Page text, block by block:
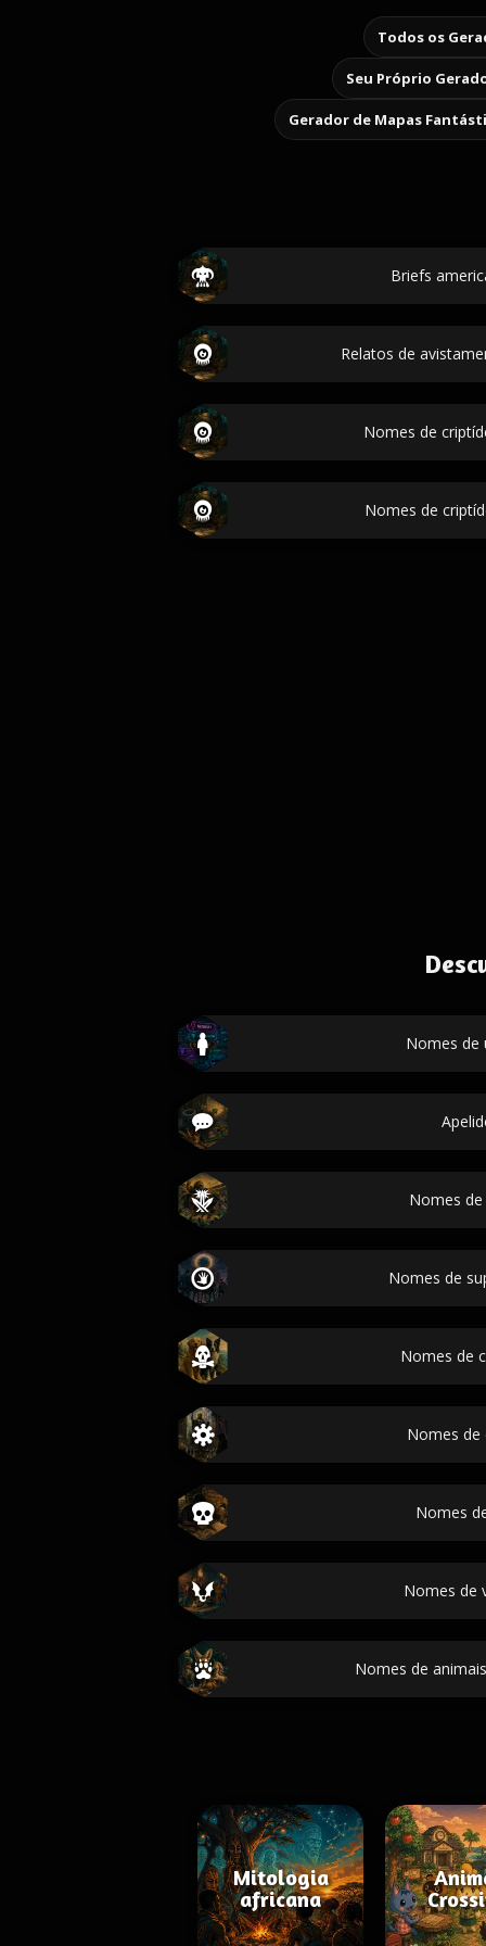
Todos os
Seu Próprio
Gerador de Mapas
Briefs
Relatos de
Nomes de
Nomes de
Nomes de
Nomes de
Nomes de
Nomes de
Nomes de
Nomes
Nomes de
Nomes de
Mitologia
africana